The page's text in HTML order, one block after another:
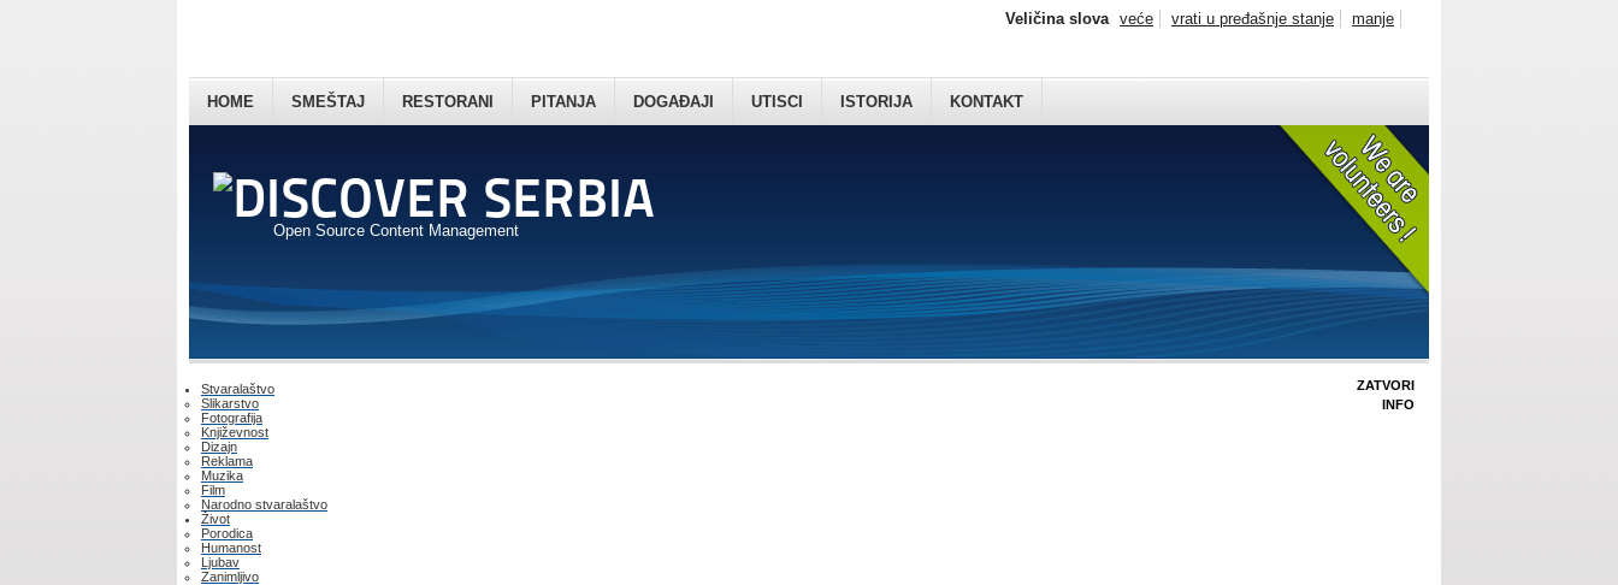
Open Source Content Management
HOME SMEŠTAJ RESTORANI PITANJA DOGAĐAJI UTISCI ISTORIJA KONTAKT
Veličina slova veće vrati u pređašnje stanje manje
Stvaralaštvo
Slikarstvo
Fotografija
Književnost
Dizajn
Reklama
Muzika
Film
Narodno stvaralaštvo
Život
Porodica
Humanost
Ljubav
Zanimljivo
ZATVORI
INFO